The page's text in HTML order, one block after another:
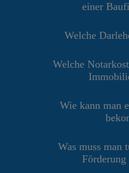
einer
Welche
Welche
Wie kann man
Was muss
Förderung